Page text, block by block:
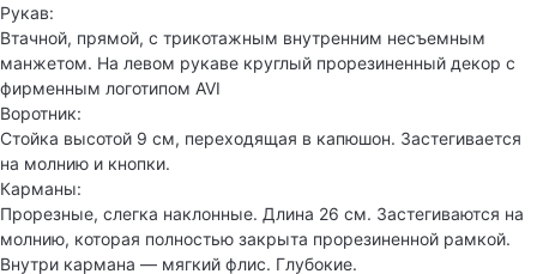
Рукав:
Втачной, прямой, с трикотажным внутренним несъемным
манжетом. На левом рукаве круглый прорезиненный декор с
фирменным логотипом AVI
Воротник:
Стойка высотой 9 см, переходящая в капюшон. Застегивается
на молнию и кнопки.
Карманы:
Прорезные, слегка наклонные. Длина 26 см. Застегиваются на
молнию, которая полностью закрыта прорезиненной рамкой.
Внутри кармана — мягкий флис. Глубокие.